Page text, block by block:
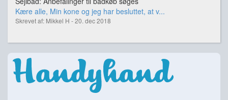
Kære alle, Min kone og jeg har besluttet, at v...
Skrevet af: Mikkel H - 20. dec 2018